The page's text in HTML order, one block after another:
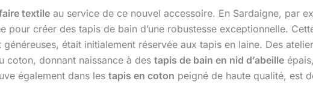
textile au service de ce nouvel accessoire. En Sardaigne, par
pour créer des tapis de bain d’une robustesse exceptionnelle.
était initialement réservée aux tapis en laine. Des
coton, donnant naissance à des tapis de bain en nid d’abeille
également dans les tapis en coton peigné de haute qualité, est